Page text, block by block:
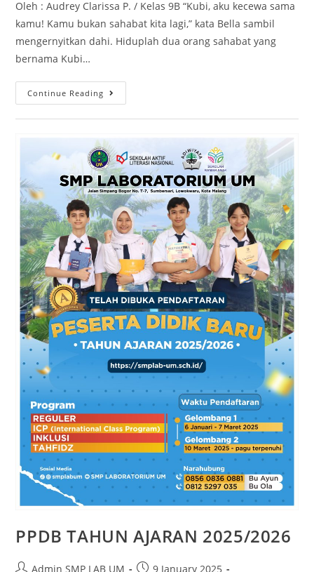
Oleh : Audrey Clarissa P. / Kelas 9B “Kubi, aku kecewa sama
kamu! Kamu bukan sahabat kita lagi,” kata Bella sambil
mengernyitkan dahi. Hiduplah dua orang sahabat yang
bernama Kubi…
Continue Reading
PPDB TAHUN AJARAN 2025/2026
Admin SMP LAB UM 9 January 2025